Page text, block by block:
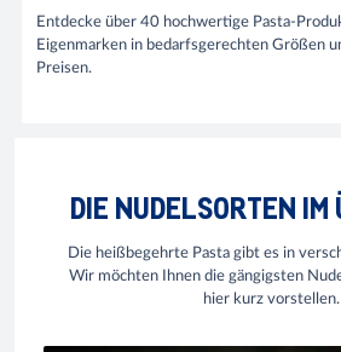
Entdecke über 40 hochwertige Pasta-
Eigenmarken in bedarfsgerechten Größen
Preisen.
DIE NUDELSORTEN IM
Die heißbegehrte Pasta gibt es in
Wir möchten Ihnen die gängigsten
hier kurz vorstellen.